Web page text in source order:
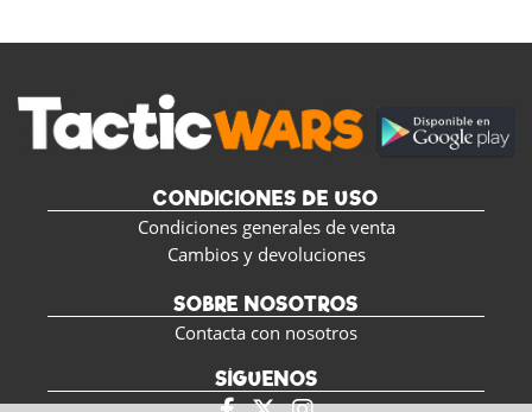
CONDICIONES DE USO
Condiciones generales de venta
Cambios y devoluciones
SOBRE NOSOTROS
Contacta con nosotros
SÍGUENOS